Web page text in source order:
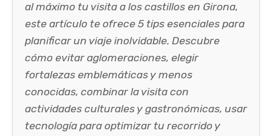
al máximo tu visita a los castillos en Girona,
este artículo te ofrece 5 tips esenciales para
planificar un viaje inolvidable. Descubre
cómo evitar aglomeraciones, elegir
fortalezas emblemáticas y menos
conocidas, combinar la visita con
actividades culturales y gastronómicas, usar
tecnología para optimizar tu recorrido y